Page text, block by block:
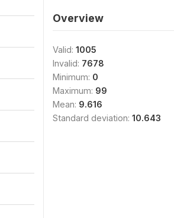
Overview
Valid: 1005
Invalid: 7678
Minimum: 0
Maximum: 99
Mean: 9.616
Standard deviation: 10.643